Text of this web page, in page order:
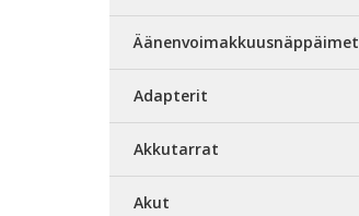
Äänenvoimakkuusnäppäimet
Adapterit
Akkutarrat
Akut